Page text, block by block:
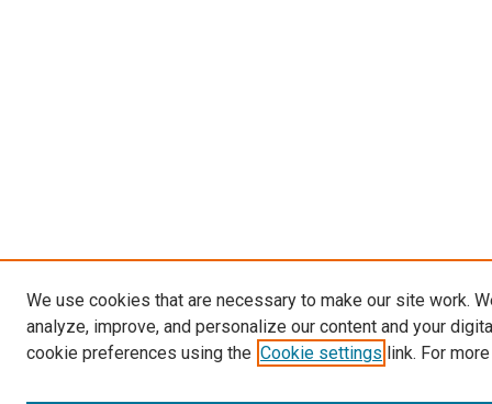
We use cookies that are necessary to make our site work.
analyze, improve, and personalize our content and your
cookie preferences using the Cookie settings link. For